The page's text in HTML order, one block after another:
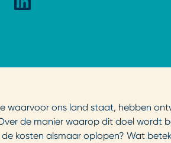
ons land staat, hebben
de manier waarop dit doel wordt
kosten alsmaar oplopen? Wat